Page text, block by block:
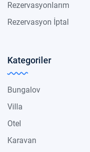
Rezervasyonlarım
Rezervasyon İptal
Kategoriler
Bungalov
Villa
Otel
Karavan